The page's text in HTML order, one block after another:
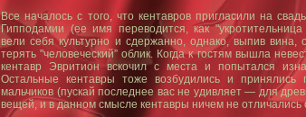
Все началось с того, что кентавров пригласили на
Гипподамии (ее имя переводится, как
вели себя культурно и сдержанно, однако, выпив
терять "человеческий” облик. Когда к гостям вышла
кентавр Эвритион вскочил с места и попытался
Остальные кентавры тоже возбудились и
мальчиков (пускай последнее вас не удивляет — для
вещей, и в данном смысле кентавры ничем не отличались